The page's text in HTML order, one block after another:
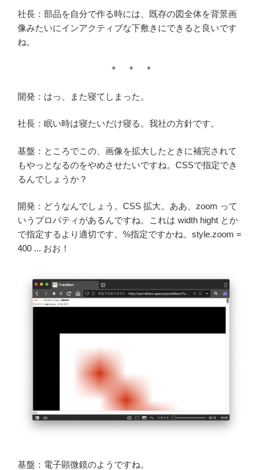
社長：部品を自分で作る時には、既存の図全体を背景画
像みたいにインアクティブな下敷きにできると良いです
ね。
＊ ＊ ＊
開発：はっ、また寝てしまった。
社長：眠い時は寝たいだけ寝る。我社の方針です。
基盤：ところでこの、画像を拡大したときに補完されて
もやっとなるのをやめさせたいですね。CSSで指定でき
るんでしょうか？
開発：どうなんでしょう。CSS 拡大。ああ、zoom って
いうプロパティがあるんですね。これは width hight とか
で指定するより適切です。%指定ですかね。style.zoom =
400 ... おお！
基盤：電子顕微鏡のようですね。